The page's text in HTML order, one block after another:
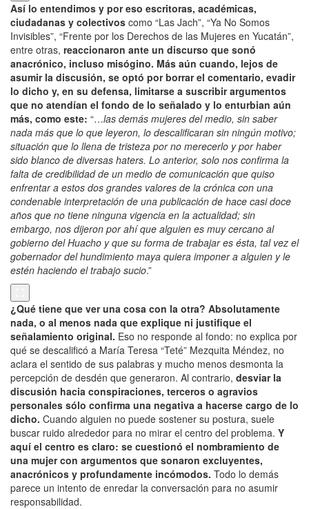
Así lo entendimos y por eso escritoras, académicas,
ciudadanas y colectivos como “Las Jach”, “Ya No Somos
Invisibles”, “Frente por los Derechos de las Mujeres en Yucatán”,
entre otras, reaccionaron ante un discurso que sonó
anacrónico, incluso misógino. Más aún cuando, lejos de
asumir la discusión, se optó por borrar el comentario, evadir
lo dicho y, en su defensa, limitarse a suscribir argumentos
que no atendían el fondo de lo señalado y lo enturbian aún
más, como este: “…las demás mujeres del medio, sin saber
nada más que lo que leyeron, lo descalificaran sin ningún motivo;
situación que lo llena de tristeza por no merecerlo y por haber
sido blanco de diversas haters. Lo anterior, solo nos confirma la
falta de credibilidad de un medio de comunicación que quiso
enfrentar a estos dos grandes valores de la crónica con una
condenable interpretación de una publicación de hace casi doce
años que no tiene ninguna vigencia en la actualidad; sin
embargo, nos dijeron por ahí que alguien es muy cercano al
gobierno del Huacho y que su forma de trabajar es ésta, tal vez el
gobernador del hundimiento maya quiera imponer a alguien y le
estén haciendo el trabajo sucio.”
¿Qué tiene que ver una cosa con la otra? Absolutamente
nada, o al menos nada que explique ni justifique el
señalamiento original. Eso no responde al fondo: no explica por
qué se descalificó a María Teresa “Teté” Mezquita Méndez, no
aclara el sentido de sus palabras y mucho menos desmonta la
percepción de desdén que generaron. Al contrario, desviar la
discusión hacia conspiraciones, terceros o agravios
personales sólo confirma una negativa a hacerse cargo de lo
dicho. Cuando alguien no puede sostener su postura, suele
buscar ruido alrededor para no mirar el centro del problema. Y
aquí el centro es claro: se cuestionó el nombramiento de
una mujer con argumentos que sonaron excluyentes,
anacrónicos y profundamente incómodos. Todo lo demás
parece un intento de enredar la conversación para no asumir
responsabilidad.